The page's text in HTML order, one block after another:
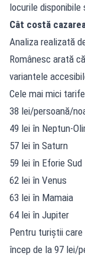
locurile disponibile
Cât costă
Analiza realizată
Românesc arată
variantele
Cele mai mici
38 lei/persoană/
49 lei în Neptun-
57 lei în Saturn
59 lei în Eforie Sud
62 lei în Venus
63 lei în Mamaia
64 lei în Jupiter
Pentru turiștii
încep de la 97 lei/